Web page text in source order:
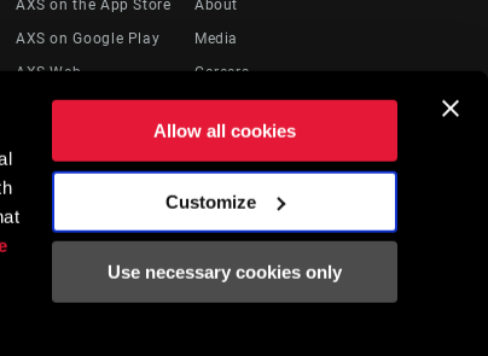
Allow all cookies
Customize
Use necessary cookies only
AXS on the App Store
AXS on Google Play
AXS Web
About
Media
Careers
Locations
Recursos Legales